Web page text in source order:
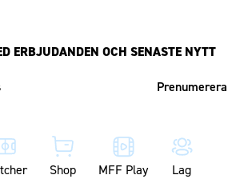
ERBJUDANDEN OCH SENASTE NYTT
Shop MFF Play Lag